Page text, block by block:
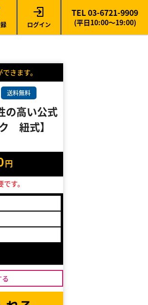
ログイン
TEL 03-6721-9909
(平日10:00～19:00)
きます。
送料無料
の高い公式
紐式】
円
す。